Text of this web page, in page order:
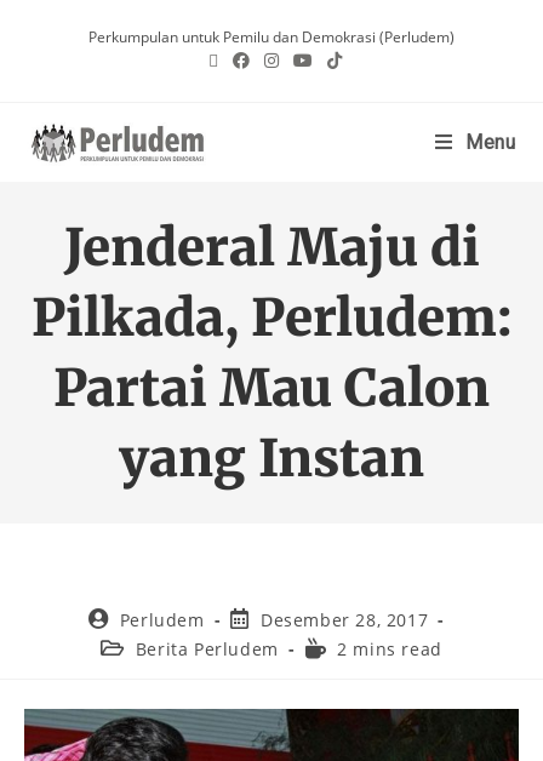
Perkumpulan untuk Pemilu dan Demokrasi (Perludem)
Menu
Jenderal Maju di
Pilkada, Perludem:
Partai Mau Calon
yang Instan
Perludem
Desember 28, 2017
Berita Perludem
2 mins read